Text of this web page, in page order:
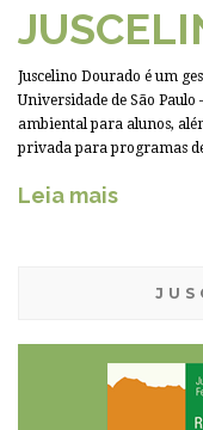
Juscelino Dourado é um
Universidade de São Paulo
ambiental para alunos,
privada para programas
Leia mais